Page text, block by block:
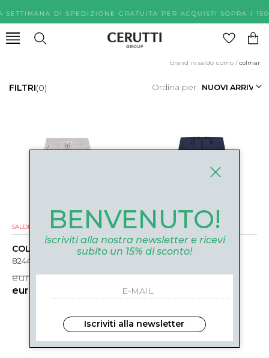
SETTIMANA DI SPEDIZIONE GRATUITA PER ACQUISTI
brand in saldo uomo /colmar
FILTRI(0) Ordina per
SALDI NUOVI ARRIVI
COLMAR
8244R-1AZ06 BEIGE
eur 85.00
eur 59.00
SALDI NUOVI ARRIVI
COLMAR
eur 129.00
eur 90.00
2DI 2
BENVENUTO!
iscriviti alla nostra newsletter e ricevi
subito un 15% di sconto!
Iscriviti alla newsletter